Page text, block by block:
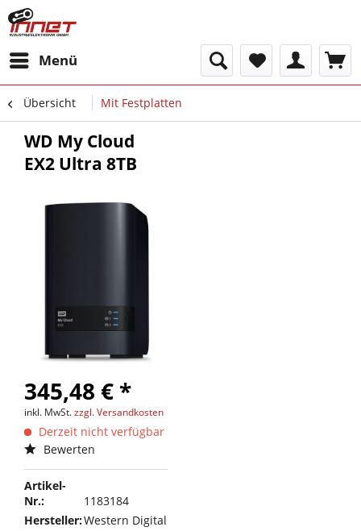
Menü
Übersicht Mit Festplatten
WD My Cloud
EX2 Ultra 8TB
345,48 € *
inkl. MwSt.zzgl. Versandkosten
Derzeit nicht verfügbar
Bewerten
Artikel-
Nr.:
1183184
Hersteller:Western Digital